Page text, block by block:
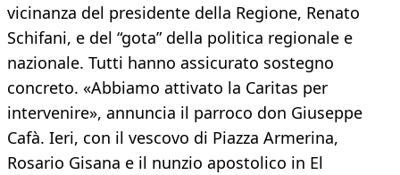
vicinanza del presidente della Regione, Renato
Schifani, e del “gota” della politica regionale e
nazionale. Tutti hanno assicurato sostegno
concreto. «Abbiamo attivato la Caritas per
intervenire», annuncia il parroco don Giuseppe
Cafà. Ieri, con il vescovo di Piazza Armerina,
Rosario Gisana e il nunzio apostolico in El